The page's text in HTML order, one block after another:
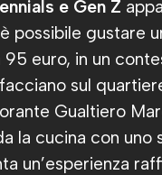
e Gen Z
possibile gustare
euro, in un
sul
Gualtiero
la cucina con
un’esperienza